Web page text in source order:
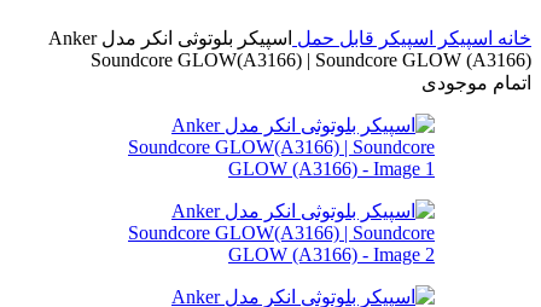
خانه اسپیکر اسپیکر قابل حمل
اسپیکر بلوتوثی انکر مدل Anker
Soundcore GLOW(A3166) | Soundcore GLOW (A3166)
اتمام موجودی